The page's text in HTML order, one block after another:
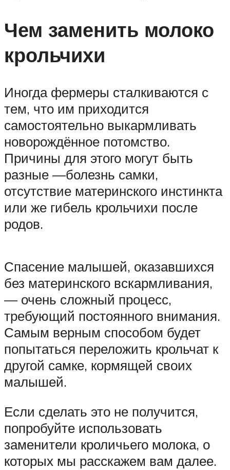
Чем заменить молоко
крольчихи
Иногда фермеры сталкиваются с
тем, что им приходится
самостоятельно выкармливать
новорождённое потомство.
Причины для этого могут быть
разные —болезнь самки,
отсутствие материнского инстинкта
или же гибель крольчихи после
родов.
Спасение малышей, оказавшихся
без материнского вскармливания,
— очень сложный процесс,
требующий постоянного внимания.
Самым верным способом будет
попытаться переложить крольчат к
другой самке, кормящей своих
малышей.
Если сделать это не получится,
попробуйте использовать
заменители кроличьего молока, о
которых мы расскажем вам далее.